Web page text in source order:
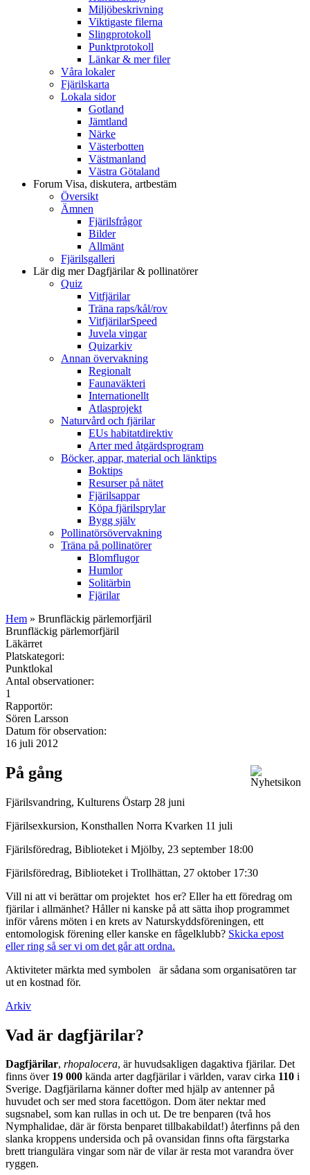
Miljöbeskrivning
Viktigaste filerna
Slingprotokoll
Punktprotokoll
Länkar & mer filer
Våra lokaler
Fjärilskarta
Lokala sidor
Gotland
Jämtland
Närke
Västerbotten
Västmanland
Västra Götaland
Forum Visa, diskutera, artbestäm
Översikt
Ämnen
Fjärilsfrågor
Bilder
Allmänt
Fjärilsgalleri
Lär dig merDagfjärilar & pollinatörer
Quiz
Vitfjärilar
Träna raps/kål/rov
VitfjärilarSpeed
Juvela vingar
Quizarkiv
Annan övervakning
Regionalt
Faunaväkteri
Internationellt
Atlasprojekt
Naturvård och fjärilar
EUs habitatdirektiv
Arter med åtgärdsprogram
Böcker, appar, material och länktips
Boktips
Resurser på nätet
Fjärilsappar
Köpa fjärilsprylar
Bygg själv
Pollinatörsövervakning
Träna på pollinatörer
Blomflugor
Humlor
Solitärbin
Fjärilar
Hem » Brunfläckig pärlemorfjäril
Brunfläckig pärlemorfjäril
Läkärret
Platskategori:
Punktlokal
Antal observationer:
1
Rapportör:
Sören Larsson
Datum för observation:
16 juli 2012
På gång
Fjärilsvandring, Kulturens Östarp 28 juni
Fjärilsexkursion, Konsthallen Norra Kvarken 11 juli
Fjärilsföredrag, Biblioteket i Mjölby, 23 september 18:00
Fjärilsföredrag, Biblioteket i Trollhättan, 27 oktober 17:30
Vill ni att vi berättar om projektet hos er? Eller ha ett föredrag om
fjärilar i allmänhet? Håller ni kanske på att sätta ihop programmet
inför vårens möten i en krets av Naturskyddsföreningen, ett
entomologisk förening eller kanske en fågelklubb? Skicka epost
eller ring så ser vi om det går att ordna.
Aktiviteter märkta med symbolen
är sådana som organisatören tar
ut en kostnad för.
Arkiv
Vad är dagfjärilar?
Dagfjärilar, rhopalocera, är huvudsakligen dagaktiva fjärilar. Det
finns över 19 000 kända arter dagfjärilar i världen, varav cirka 110 i
Sverige. Dagfjärilarna känner dofter med hjälp av antenner på
huvudet och ser med stora facettögon. Dom äter nektar med
sugsnabel, som kan rullas in och ut. De tre benparen (två hos
Nymphalidae, där är första benparet tillbakabildat!) återfinns på den
slanka kroppens undersida och på ovansidan finns ofta färgstarka
brett triangulära vingar som när de vilar är resta mot varandra över
ryggen.